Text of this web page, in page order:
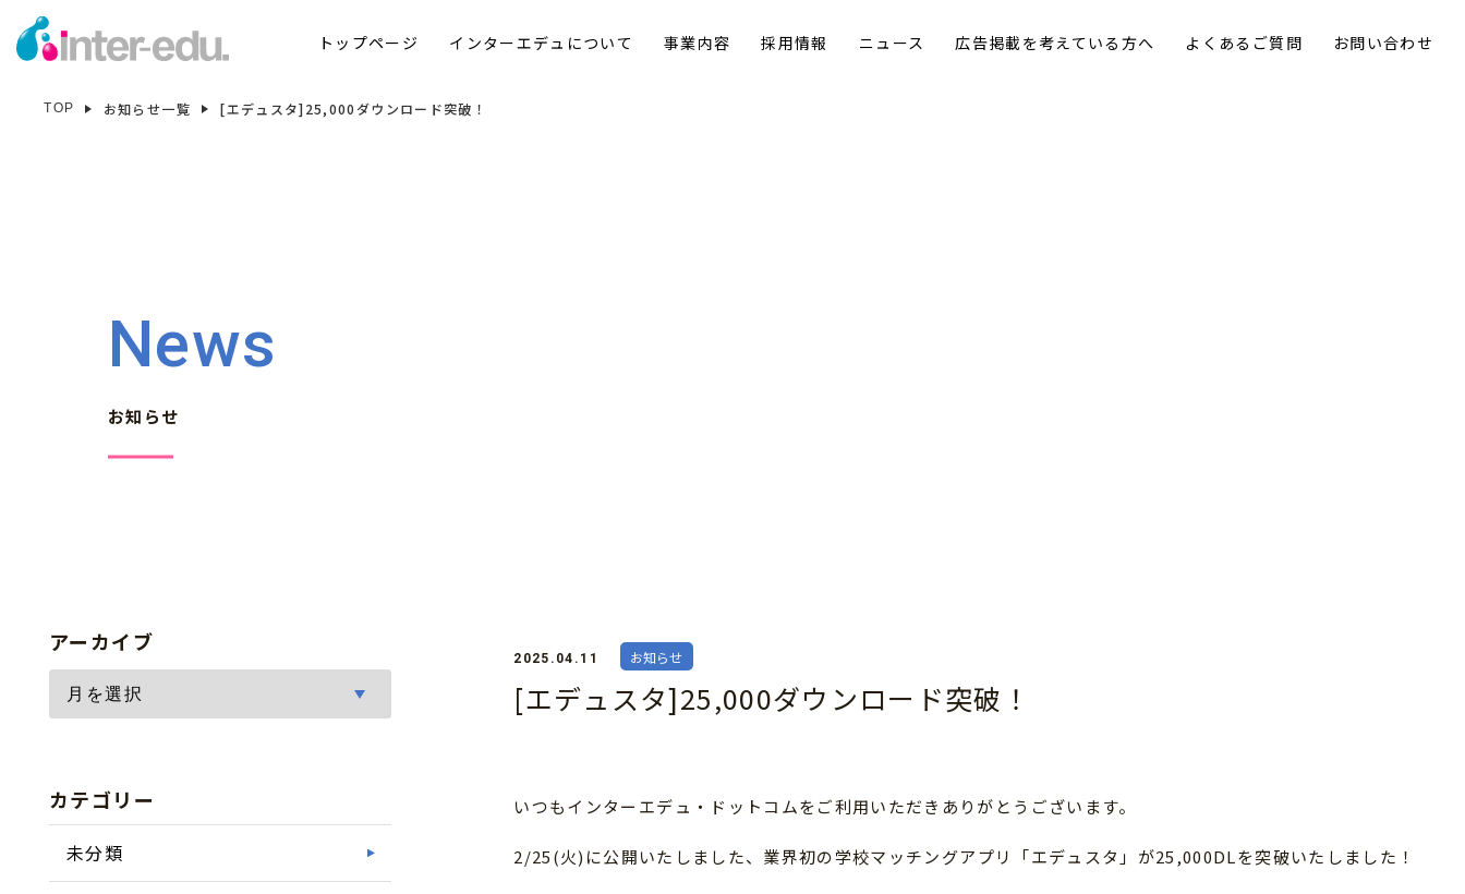
トップページ インターエデュについて 事業内容 採用情報 ニュース 広告掲載を考えている方へ よくあるご質問 お問い合わせ
TOP お知らせ一覧 [エデュスタ]25,000ダウンロード突破！
News
お知らせ
2025.04.11 お知らせ
[エデュスタ]25,000ダウンロード突破！
いつもインターエデュ・ドットコムをご利用いただきありがとうございます。
2/25(火)に公開いたしました、業界初の学校マッチングアプリ「エデュスタ」が25,000DLを突破いたしました！
アーカイブ
カテゴリー
未分類